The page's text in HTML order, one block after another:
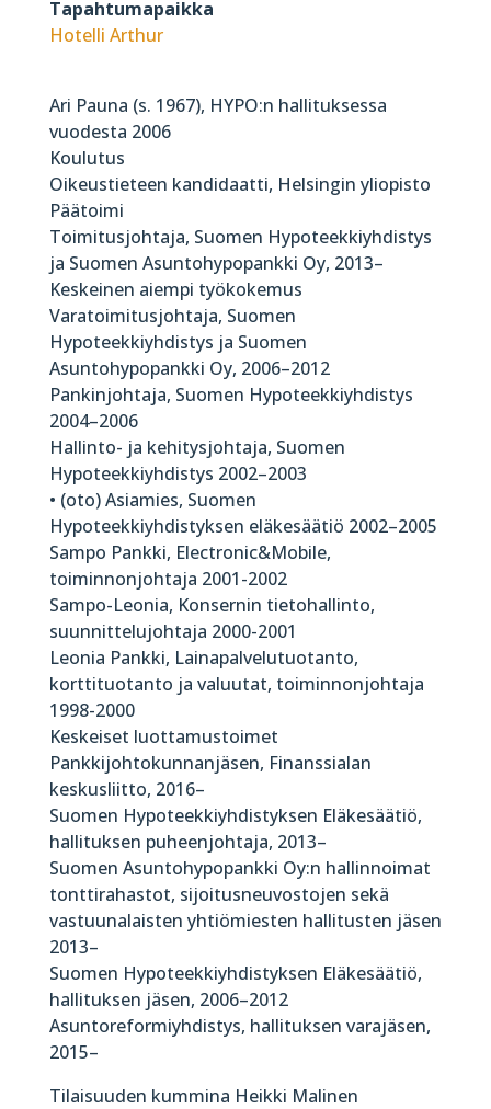
Tapahtumapaikka
Hotelli Arthur
Ari Pauna (s. 1967), HYPO:n hallituksessa
vuodesta 2006
Koulutus
Oikeustieteen kandidaatti, Helsingin yliopisto
Päätoimi
Toimitusjohtaja, Suomen Hypoteekkiyhdistys
ja Suomen Asuntohypopankki Oy, 2013–
Keskeinen aiempi työkokemus
Varatoimitusjohtaja, Suomen
Hypoteekkiyhdistys ja Suomen
Asuntohypopankki Oy, 2006–2012
Pankinjohtaja, Suomen Hypoteekkiyhdistys
2004–2006
Hallinto- ja kehitysjohtaja, Suomen
Hypoteekkiyhdistys 2002–2003
• (oto) Asiamies, Suomen
Hypoteekkiyhdistyksen eläkesäätiö 2002–2005
Sampo Pankki, Electronic&Mobile,
toiminnonjohtaja 2001-2002
Sampo-Leonia, Konsernin tietohallinto,
suunnittelujohtaja 2000-2001
Leonia Pankki, Lainapalvelutuotanto,
korttituotanto ja valuutat, toiminnonjohtaja
1998-2000
Keskeiset luottamustoimet
Pankkijohtokunnanjäsen, Finanssialan
keskusliitto, 2016–
Suomen Hypoteekkiyhdistyksen Eläkesäätiö,
hallituksen puheenjohtaja, 2013–
Suomen Asuntohypopankki Oy:n hallinnoimat
tonttirahastot, sijoitusneuvostojen sekä
vastuunalaisten yhtiömiesten hallitusten jäsen
2013–
Suomen Hypoteekkiyhdistyksen Eläkesäätiö,
hallituksen jäsen, 2006–2012
Asuntoreformiyhdistys, hallituksen varajäsen,
2015–
Tilaisuuden kummina Heikki Malinen